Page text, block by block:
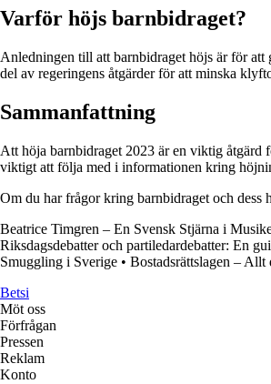
Varför höjs barnbidraget?
Anledningen till att barnbidraget höjs är för
del av regeringens åtgärder för att minska
Sammanfattning
Att höja barnbidraget 2023 är en viktig åtgärd
viktigt att följa med i informationen kring
Om du har frågor kring barnbidraget och dess
Beatrice Timgren – En Svensk Stjärna i
Riksdagsdebatter och partiledardebatter: En
Smuggling i Sverige • Bostadsrättslagen – Allt
Betsi
Möt oss
Förfrågan
Pressen
Reklam
Konto